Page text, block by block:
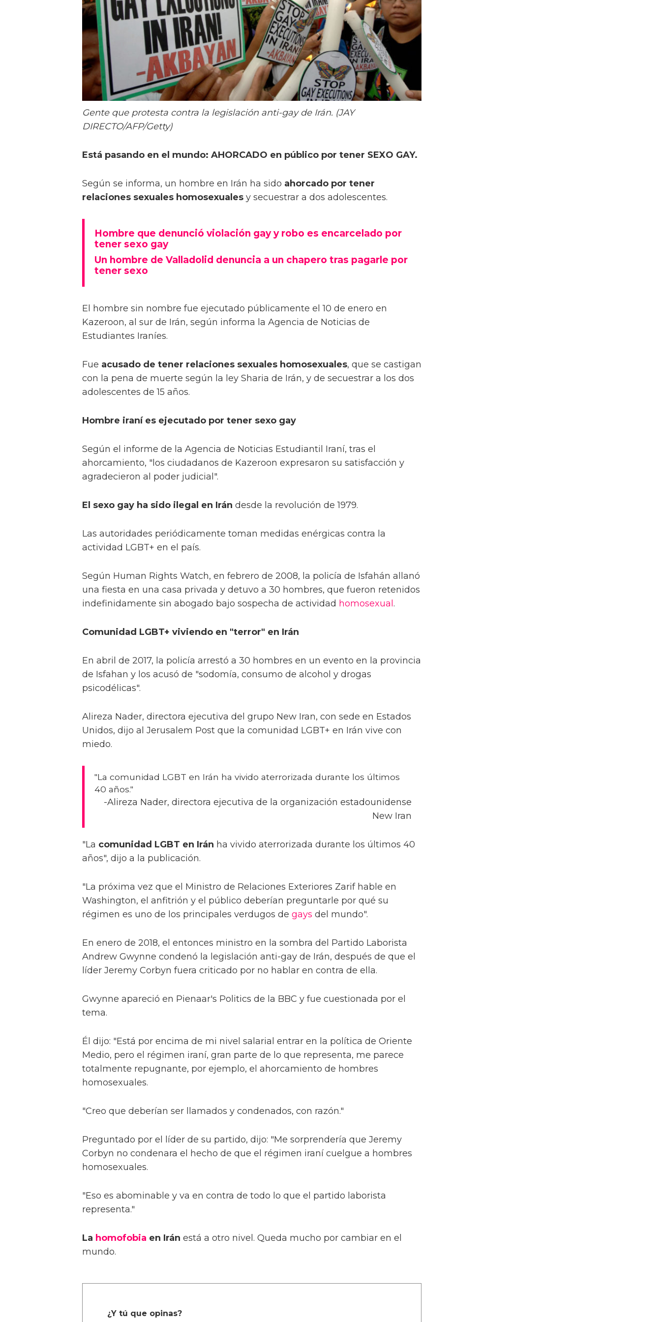
Gente que protesta contra la legislación anti-gay de Irán. (JAY
DIRECTO/AFP/Getty)
Está pasando en el mundo: AHORCADO en público por tener SEXO GAY.
Según se informa, un hombre en Irán ha sido ahorcado por tener
relaciones sexuales homosexuales y secuestrar a dos adolescentes.
Hombre que denunció violación gay y robo es encarcelado por
tener sexo gay
Un hombre de Valladolid denuncia a un chapero tras pagarle por
tener sexo
El hombre sin nombre fue ejecutado públicamente el 10 de enero en
Kazeroon, al sur de Irán, según informa la Agencia de Noticias de
Estudiantes Iraníes.
Fue acusado de tener relaciones sexuales homosexuales, que se castigan
con la pena de muerte según la ley Sharia de Irán, y de secuestrar a los dos
adolescentes de 15 años.
Hombre iraní es ejecutado por tener sexo gay
Según el informe de la Agencia de Noticias Estudiantil Iraní, tras el
ahorcamiento, "los ciudadanos de Kazeroon expresaron su satisfacción y
agradecieron al poder judicial".
El sexo gay ha sido ilegal en Irán desde la revolución de 1979.
Las autoridades periódicamente toman medidas enérgicas contra la
actividad LGBT+ en el país.
Según Human Rights Watch, en febrero de 2008, la policía de Isfahán allanó
una fiesta en una casa privada y detuvo a 30 hombres, que fueron retenidos
indefinidamente sin abogado bajo sospecha de actividad homosexual.
Comunidad LGBT+ viviendo en "terror" en Irán
En abril de 2017, la policía arrestó a 30 hombres en un evento en la provincia
de Isfahan y los acusó de "sodomía, consumo de alcohol y drogas
psicodélicas".
Alireza Nader, directora ejecutiva del grupo New Iran, con sede en Estados
Unidos, dijo al Jerusalem Post que la comunidad LGBT+ en Irán vive con
miedo.
"La comunidad LGBT en Irán ha vivido aterrorizada durante los últimos
40 años."
-Alireza Nader, directora ejecutiva de la organización estadounidense
New Iran
"La comunidad LGBT en Irán ha vivido aterrorizada durante los últimos 40
años", dijo a la publicación.
"La próxima vez que el Ministro de Relaciones Exteriores Zarif hable en
Washington, el anfitrión y el público deberían preguntarle por qué su
régimen es uno de los principales verdugos de gays del mundo".
En enero de 2018, el entonces ministro en la sombra del Partido Laborista
Andrew Gwynne condenó la legislación anti-gay de Irán, después de que el
líder Jeremy Corbyn fuera criticado por no hablar en contra de ella.
Gwynne apareció en Pienaar's Politics de la BBC y fue cuestionada por el
tema.
Él dijo: "Está por encima de mi nivel salarial entrar en la política de Oriente
Medio, pero el régimen iraní, gran parte de lo que representa, me parece
totalmente repugnante, por ejemplo, el ahorcamiento de hombres
homosexuales.
"Creo que deberían ser llamados y condenados, con razón."
Preguntado por el líder de su partido, dijo: "Me sorprendería que Jeremy
Corbyn no condenara el hecho de que el régimen iraní cuelgue a hombres
homosexuales.
"Eso es abominable y va en contra de todo lo que el partido laborista
representa."
La homofobia en Irán está a otro nivel. Queda mucho por cambiar en el
mundo.
¿Y tú que opinas?